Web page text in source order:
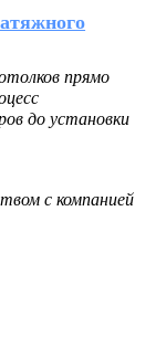
прямо
до установки
с компанией